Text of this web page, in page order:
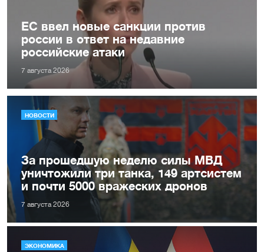
ЕС ввел новые санкции против
россии в ответ на недавние
российские атаки
7 августа 2026
НОВОСТИ
За прошедшую неделю силы МВД
уничтожили три танка, 149 артсистем
и почти 5000 вражеских дронов
7 августа 2026
ЭКОНОМИКА